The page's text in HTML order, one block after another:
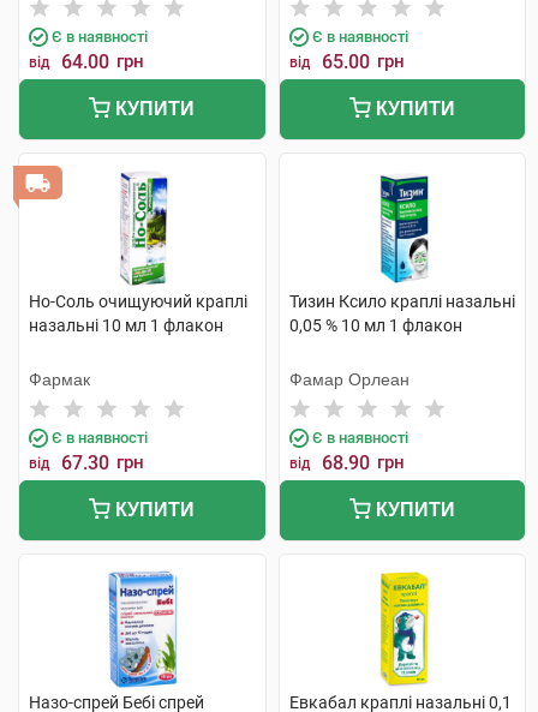
Є в наявності
від 64.00 грн
КУПИТИ
Є в наявності
від 65.00 грн
КУПИТИ
Но-Соль очищуючий краплі
назальні 10 мл 1 флакон
Фармак
Є в наявності
від 67.30 грн
КУПИТИ
Тизин Ксило краплі назальні
0,05 % 10 мл 1 флакон
Фамар Орлеан
Є в наявності
від 68.90 грн
КУПИТИ
Назо-спрей Бебі спрей Евкабал краплі назальні 0,1